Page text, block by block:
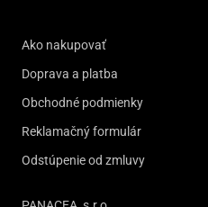
Ako nakupovať
Doprava a platba
Obchodné podmienky
Reklamačný formulár
Odstúpenie od zmluvy